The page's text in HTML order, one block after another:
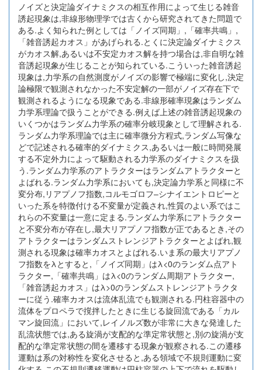
ノイズと決定論ダイナミクスの相互作用によって生じる雑音
誘起現象は,非線形物理学では古くから研究されてきた問題で
ある.よく知られた例としては「ノイズ同期」,「確率共鳴」,
「雑音誘起カオス」があげられる.とくに決定論ダイナミクス
がカオス解,あるいは不安定カオス解を持つ場合は,非自明な雑
音誘起現象が生じることが知られている.こういった雑音誘起
現象は,力学系の自然測度がノイズの影響で極端に変化し,決定
論極限で観測されなかった不安定解の一部がノイズ存在下で
観測されるようになる現象である.非線形確率現象はランダム
力学系理論で扱うことができる.例えば上述の雑音誘起現象の
いくつかはランダム力学系の確率分岐現象として理解される.
ランダム力学系理論では主に確率微分方程式,ランダム写像な
どで記述される確率的ダイナミクス,あるいは一般に時間発展
する不定外力によって駆動される力学系のダイナミクスを扱
う.ランダム力学系のアトラクターはランダムアトラクターと
よばれる.ランダム力学系においても,決定論力学系と同様に不
変分布,リアプノフ指数,コルモゴロフ–シナイエントロピーと
いった系を特徴付ける不変量が定義され,性質のよい系ではこ
れらの不変量は一意に定まる.ランダム力学系にアトラクター
と不変分布が存在し,最大リアプノフ指数が正であるとき,その
アトラクターはランダムストレンジアトラクターとよばれ,観
測される現象は確率カオスとよばれる.いま系の最大リアプノ
フ指数をλとすると,「ノイズ同期」はλ<0のランダム点アト
ラクター,「確率共鳴」はλ<0のランダム周期アトラクター,
「雑音誘起カオス」はλ>0のランダムストレンジアトラクタ
ーに従う.確率カオスは流体乱流でも観測される.円柱容器中の
流体をプロペラで撹拌したときに生じる旋回流である「カル
マン旋回流」において,レイノルズ数が非常に大きな発達した
乱流状態では,ある旋渦が支配的な準定常状態と,別の旋渦が支
配的な準定常状態の間を遷移する現象が観察される.この遷移
運動は系の対称性を変化させると,ある領域で不規則運動に変